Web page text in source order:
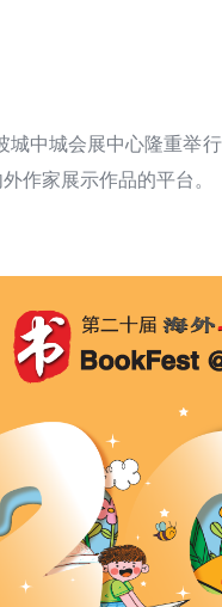
中城会展中心隆重举
作家展示作品的平台。